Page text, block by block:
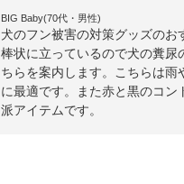
BIG Baby(70代・男性)
犬のフン被害の対策グッズの
棒状に立っているので犬の糞
ちらを案内します。こちらは
に最適です。また赤と黒のコ
派アイテムです。